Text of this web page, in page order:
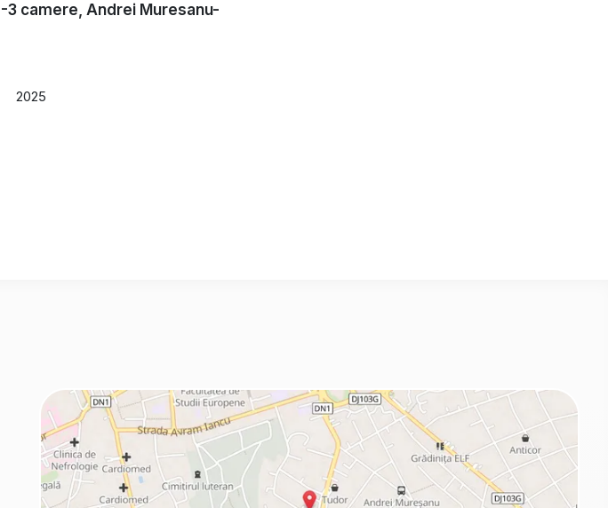
camere, Andrei Muresanu-
2025